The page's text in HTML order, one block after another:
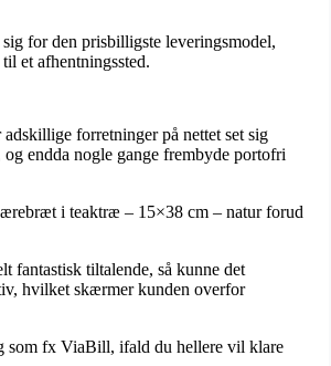
for den prisbilligste leveringsmodel,
et afhentningssted.
forretninger på nettet set sig
endda nogle gange frembyde portofri
i teaktræ – 15×38 cm – natur forud
fantastisk tiltalende, så kunne det
hvilket skærmer kunden overfor
som fx ViaBill, ifald du hellere vil klare